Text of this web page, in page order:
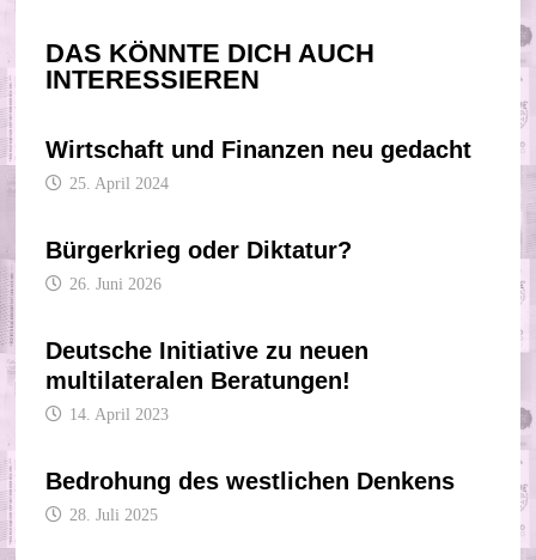
DAS KÖNNTE DICH AUCH
INTERESSIEREN
Wirtschaft und Finanzen neu gedacht
25. April 2024
Bürgerkrieg oder Diktatur?
26. Juni 2026
Deutsche Initiative zu neuen
multilateralen Beratungen!
14. April 2023
Bedrohung des westlichen Denkens
28. Juli 2025